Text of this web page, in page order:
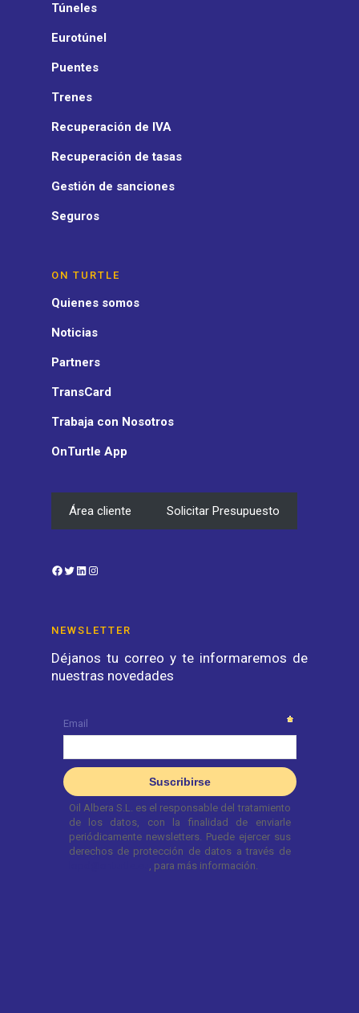
Túneles
Eurotúnel
Puentes
Trenes
Recuperación de IVA
Recuperación de tasas
Gestión de sanciones
Seguros
ON TURTLE
Quienes somos
Noticias
Partners
TransCard
Trabaja con Nosotros
OnTurtle App
Área cliente Solicitar Presupuesto
Facebook
TwitterLinkedIn
NEWSLETTER
Déjanos tu correo y te informaremos de
nuestras novedades